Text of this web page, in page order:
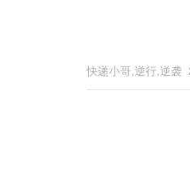
快递小哥,逆行,逆袭